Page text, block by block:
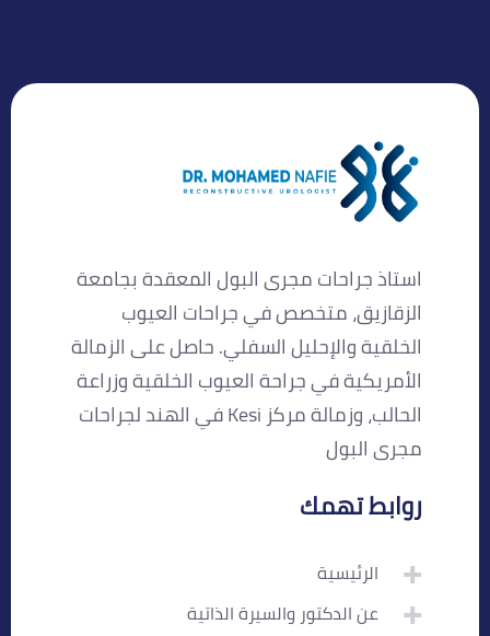
استاذ جراحات مجرى البول المعقدة بجامعة
الزقازيق، متخصص في جراحات العيوب
الخلقية والإحليل السفلي. حاصل على الزمالة
الأمريكية في جراحة العيوب الخلقية وزراعة
الحالب، وزمالة مركز Kesi في الهند لجراحات
مجرى البول
روابط تهمك
الرئيسية
عن الدكتور والسيرة الذاتية